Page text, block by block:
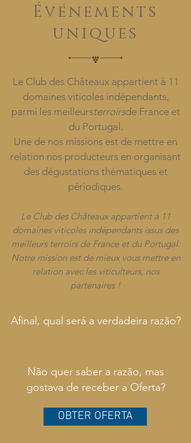
Événements
uniques
Le Club des Châteaux appartient à 11
domaines viticoles indépendants,
parmi les meilleursterroirsde France et
du Portugal.
Une de nos missions est de mettre en
relation nos producteurs en organisant
des dégustations thématiques et
périodiques.
Le Club des Châteaux appartient à 11
domaines viticoles indépendants issus des
meilleurs terroirs de France et du Portugal.
Notre mission est de mieux vous mettre en
relation avec les viticulteurs, nos
partenaires !
Afinal, qual será a verdadeira razão?
Não quer saber a razão, mas
gostava de receber a Oferta?
OBTER OFERTA